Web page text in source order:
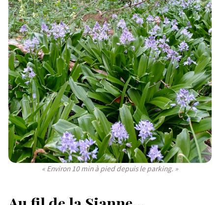
« Environ 10 min à pied depuis le parking. »